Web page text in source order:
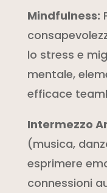
Mindfulness:
lo stress e
mentale,
efficace
Intermezzo
(musica,
esprimere
connessioni